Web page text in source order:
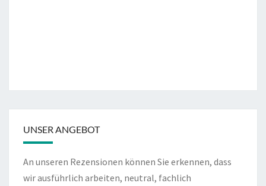
UNSER ANGEBOT
An unseren Rezensionen können Sie erkennen, dass
wir ausführlich arbeiten, neutral, fachlich